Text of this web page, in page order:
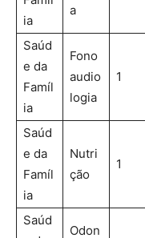
ia
a
Saúd
e da
Famíl
ia
Fono
audio
logia
1
Saúd
e da
Famíl
ia
Nutri
ção
1
Saúd
Odon